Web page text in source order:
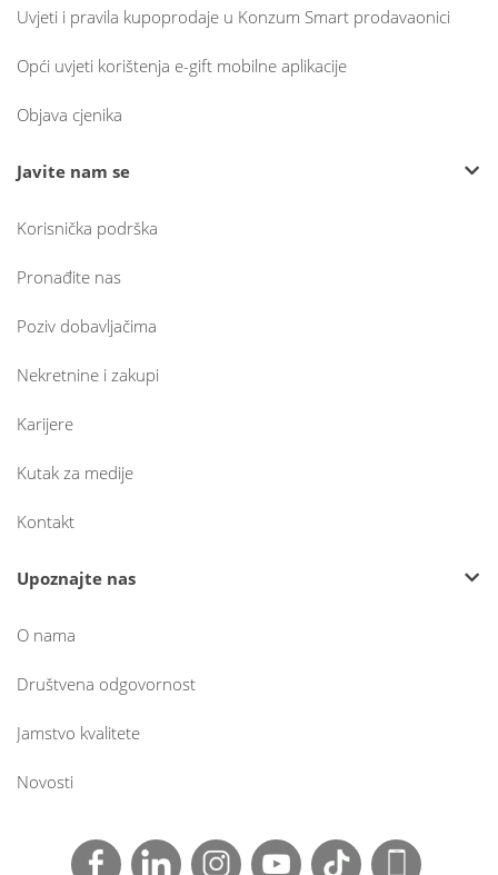
Uvjeti i pravila kupoprodaje u Konzum Smart prodavaonici
Opći uvjeti korištenja e-gift mobilne aplikacije
Objava cjenika
Javite nam se
Korisnička podrška
Pronađite nas
Poziv dobavljačima
Nekretnine i zakupi
Karijere
Kutak za medije
Kontakt
Upoznajte nas
O nama
Društvena odgovornost
Jamstvo kvalitete
Novosti